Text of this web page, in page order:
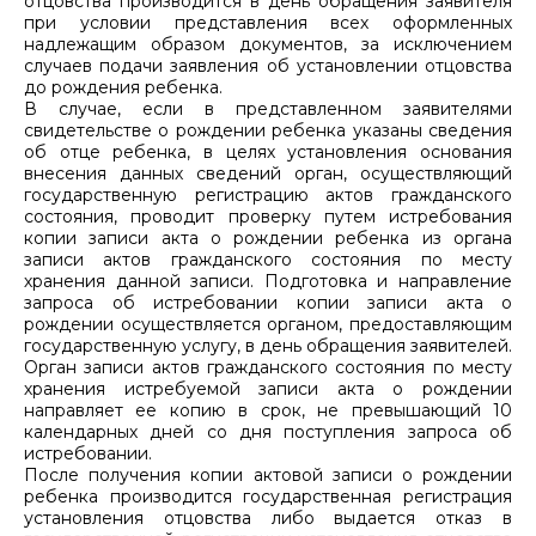
при условии представления всех оформленных
надлежащим образом документов, за исключением
случаев подачи заявления об установлении отцовства
до рождения ребенка.
В случае, если в представленном заявителями
свидетельстве о рождении ребенка указаны сведения
об отце ребенка, в целях установления основания
внесения данных сведений орган, осуществляющий
государственную регистрацию актов гражданского
состояния, проводит проверку путем истребования
копии записи акта о рождении ребенка из органа
записи актов гражданского состояния по месту
хранения данной записи. Подготовка и направление
запроса об истребовании копии записи акта о
рождении осуществляется органом, предоставляющим
государственную услугу, в день обращения заявителей.
Орган записи актов гражданского состояния по месту
хранения истребуемой записи акта о рождении
направляет ее копию в срок, не превышающий 10
календарных дней со дня поступления запроса об
истребовании.
После получения копии актовой записи о рождении
ребенка производится государственная регистрация
установления отцовства либо выдается отказ в